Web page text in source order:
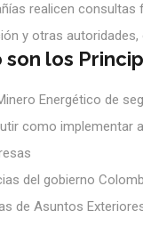
realicen consultas
y otras
son los
Energético de
como implementar
del gobierno
de Asuntos